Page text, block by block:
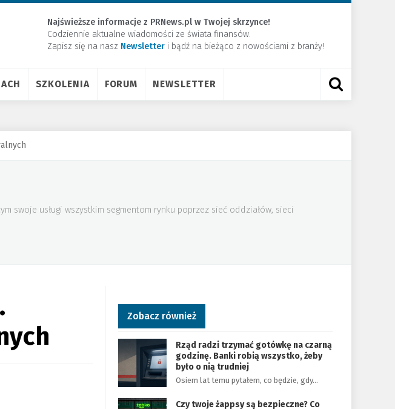
Najświeższe informacje z PRNews.pl w Twojej skrzynce!
Codziennie aktualne wiadomości ze świata finansów.
Zapisz się na nasz Newsletter ​i bądź na bieżąco z nowościami z branży!
SZKOLENIA FORUM NEWSLETTER
swoje usługi wszystkim segmentom rynku poprzez sieć oddziałów, sieci
Zobacz również
Rząd radzi trzymać gotówkę na czarną
godzinę. Banki robią wszystko, żeby
było o nią trudniej
Osiem lat temu pytałem, co będzie, gdy…
Czy twoje żappsy są bezpieczne? Co